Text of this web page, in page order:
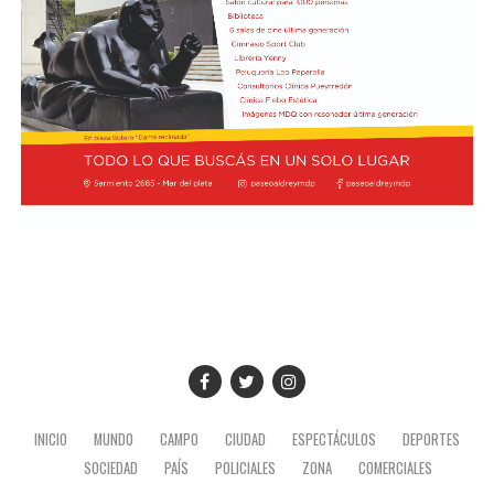
"Varias veces tuve ocasión de conocerle y hablar con él",
recordó Prevost sobre Bergoglio. Ahora, como Papa,
regresará a la Argentina con San Lorenzo a la
expectativa de una decisión del Vaticano que podría
quedar grabada en la historia del club.
Buenos Aires, Julio Bitelli.
Desde el Palacio del Planalto, el canciller Mauro
Vieira calificó los insultos del mandatario argentino
como "graves e inaceptables". Por su parte, Brasil decidió
reducir su representación en el país al nivel de
encargado de negocios.
Quirno afirmó en conferencia de prensa
que Argentina decidió no llevar el conflicto a una
instancia diplomática mayor. El funcionario sostuvo que
existían otros caminos para preservar el vínculo entre
ambos países socios.
INICIO MUNDO CAMPO CIUDAD ESPECTÁCULOS
DEPORTES
SOCIEDAD
PAÍS POLICIALES ZONA COMERCIALES